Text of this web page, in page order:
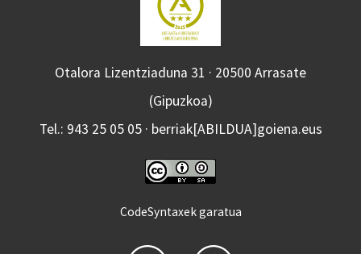
Otalora Lizentziaduna 31 · 20500 Arrasate
(Gipuzkoa)
Tel.: 943 25 05 05 · berriak[ABILDUA]goiena.eus
CodeSyntaxek garatua